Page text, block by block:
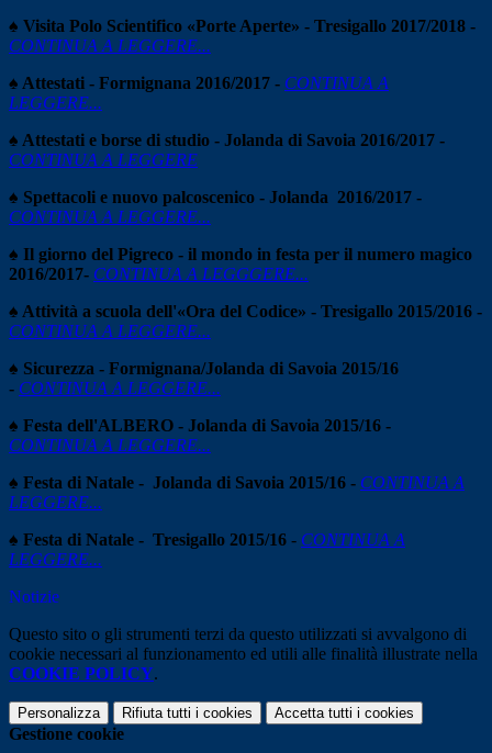
♠ Visita Polo Scientifico «Porte Aperte» - Tresigallo 2017/2018 -
CONTINUA A LEGGERE...
♠ Attestati - Formignana 2016/2017 - CONTINUA A
LEGGERE...
♠ Attestati e borse di studio - Jolanda di Savoia 2016/2017 -
CONTINUA A LEGGERE
♠ Spettacoli e nuovo palcoscenico - Jolanda 2016/2017 -
CONTINUA A LEGGERE...
♠ Il giorno del Pigreco - il mondo in festa per il numero magico
2016/2017- CONTINUA A LEGGGERE...
♠ Attività a scuola dell'«Ora del Codice» - Tresigallo 2015/2016 -
CONTINUA A LEGGERE...
♠ Sicurezza - Formignana/Jolanda di Savoia 2015/16
- CONTINUA A LEGGERE...
♠ Festa dell'ALBERO - Jolanda di Savoia 2015/16 -
CONTINUA A LEGGERE...
♠ Festa di Natale - Jolanda di Savoia 2015/16 - CONTINUA A
LEGGERE...
♠ Festa di Natale - Tresigallo 2015/16 - CONTINUA A
LEGGERE...
Notizie
Questo sito o gli strumenti terzi da questo utilizzati si avvalgono di
cookie necessari al funzionamento ed utili alle finalità illustrate nella
COOKIE POLICY.
Personalizza Rifiuta tutti i cookies Accetta tutti i cookies
Gestione cookie